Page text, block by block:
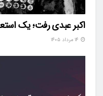
اکبر عبدی رفت؛ یک